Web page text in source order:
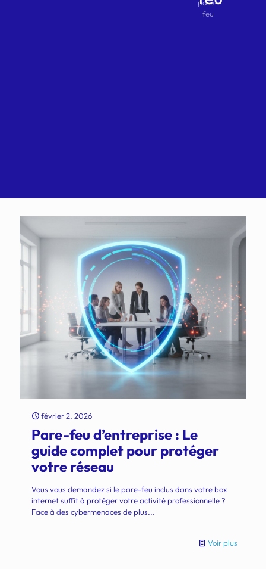
pare-
feu
février 2, 2026
Pare-feu d’entreprise : Le
guide complet pour protéger
votre réseau
Vous vous demandez si le pare-feu inclus dans votre box
internet suffit à protéger votre activité professionnelle ?
Face à des cybermenaces de plus...
Voir plus